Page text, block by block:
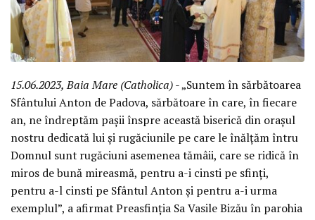
15.06.2023, Baia Mare (Catholica)- „Suntem în sărbătoarea
Sfântului Anton de Padova, sărbătoare în care, în fiecare
an, ne îndreptăm pașii înspre această biserică din orașul
nostru dedicată lui și rugăciunile pe care le înălțăm întru
Domnul sunt rugăciuni asemenea tămâii, care se ridică în
miros de bună mireasmă, pentru a-i cinsti pe sfinți,
pentru a-l cinsti pe Sfântul Anton și pentru a-i urma
exemplul”, a afirmat Preasfinția Sa Vasile Bizău în parohia